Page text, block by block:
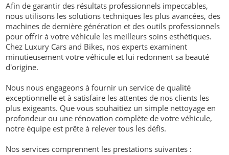
Afin de garantir des résultats professionnels impeccables,
nous utilisons les solutions techniques les plus avancées, des
machines de dernière génération et des outils professionnels
pour offrir à votre véhicule les meilleurs soins esthétiques.
Chez Luxury Cars and Bikes, nos experts examinent
minutieusement votre véhicule et lui redonnent sa beauté
d'origine.
Nous nous engageons à fournir un service de qualité
exceptionnelle et à satisfaire les attentes de nos clients les
plus exigeants. Que vous souhaitiez un simple nettoyage en
profondeur ou une rénovation complète de votre véhicule,
notre équipe est prête à relever tous les défis.
Nos services comprennent les prestations suivantes :